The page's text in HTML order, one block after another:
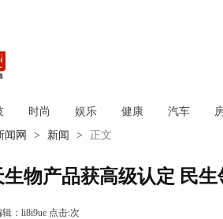
时尚 娱乐 健康 汽车
闻网 > 新闻 > 正文
物产品获高级认定 民
：li8i9ue 点击:次